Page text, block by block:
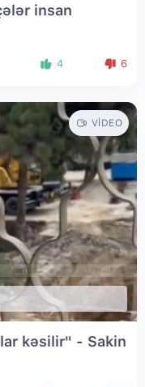
insan
4 6
VIDEO
kəsilir" - Sakin